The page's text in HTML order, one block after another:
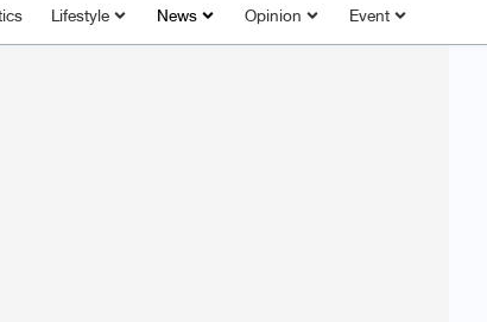
Lifestyle News Opinion Event